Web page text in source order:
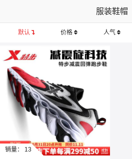
服装鞋帽
默认 价格 人气
销量： 13